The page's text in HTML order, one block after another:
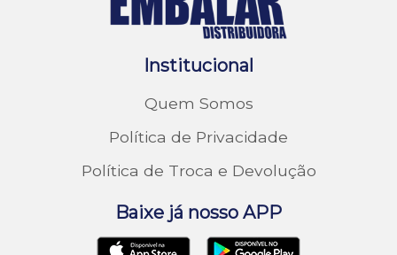
Institucional
Quem Somos
Política de Privacidade
Política de Troca e Devolução
Baixe já nosso APP